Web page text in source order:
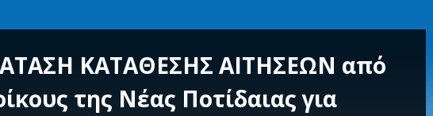
ΚΑΤΑΘΕΣΗΣ ΑΙΤΗΣΕΩΝ από
της Νέας Ποτίδαιας για